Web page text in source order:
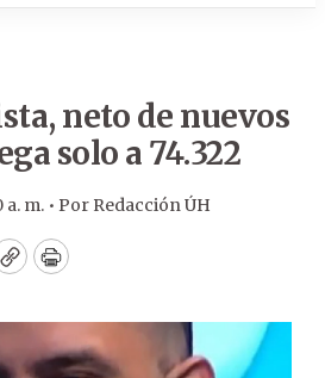
neto de nuevos
solo a 74.322
m. • Por Redacción ÚH
CopyPrint